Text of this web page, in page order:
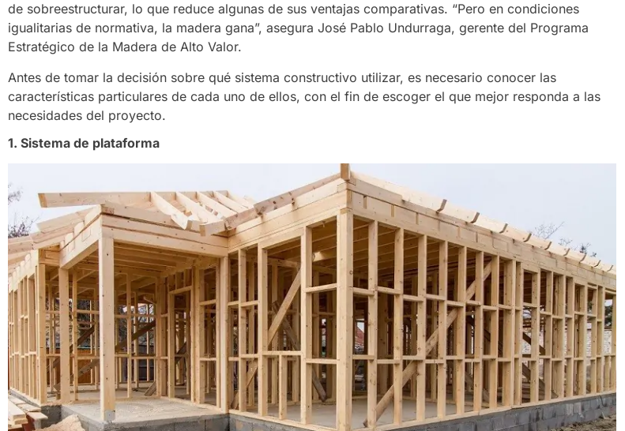
de sobreestructurar, lo que reduce algunas de sus ventajas comparativas. “Pero en condiciones
igualitarias de normativa, la madera gana”, asegura José Pablo Undurraga, gerente del Programa
Estratégico de la Madera de Alto Valor.
Antes de tomar la decisión sobre qué sistema constructivo utilizar, es necesario conocer las
características particulares de cada uno de ellos, con el fin de escoger el que mejor responda a las
necesidades del proyecto.
1. Sistema de plataforma